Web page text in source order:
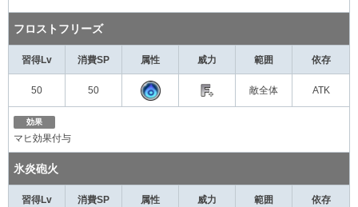
フロストフリーズ
習得Lv 消費SP 属性 威力 範囲 依存
50 50 敵全体 ATK
効果
マヒ効果付与
氷炎砲火
習得Lv 消費SP 属性 威力 範囲 依存